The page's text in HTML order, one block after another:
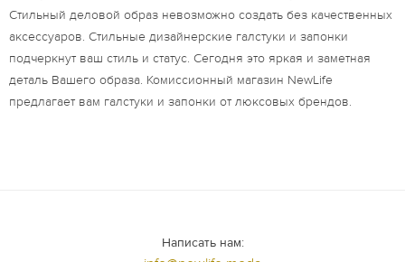
Стильный деловой образ невозможно создать без качественных
аксессуаров. Стильные дизайнерские галстуки и запонки
подчеркнут ваш стиль и статус. Сегодня это яркая и заметная
деталь Вашего образа. Комиссионный магазин NewLife
предлагает вам галстуки и запонки от люксовых брендов.
Написать нам: